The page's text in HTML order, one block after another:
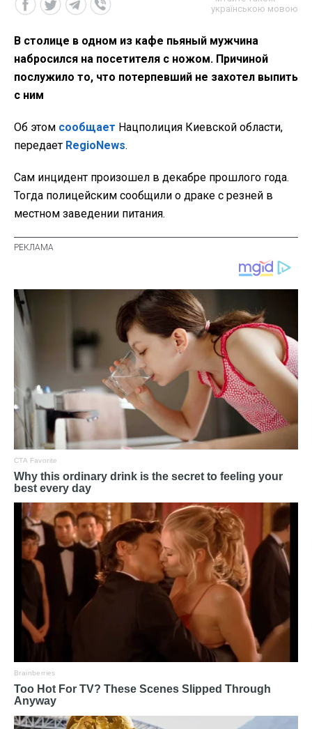
українською мовою
В столице в одном из кафе пьяный мужчина
набросился на посетителя с ножом. Причиной
послужило то, что потерпевший не захотел выпить
с ним
Об этом сообщает Нацполиция Киевской области,
передает RegioNews.
Сам инцидент произошел в декабре прошлого года.
Тогда полицейским сообщили о драке с резней в
местном заведении питания.